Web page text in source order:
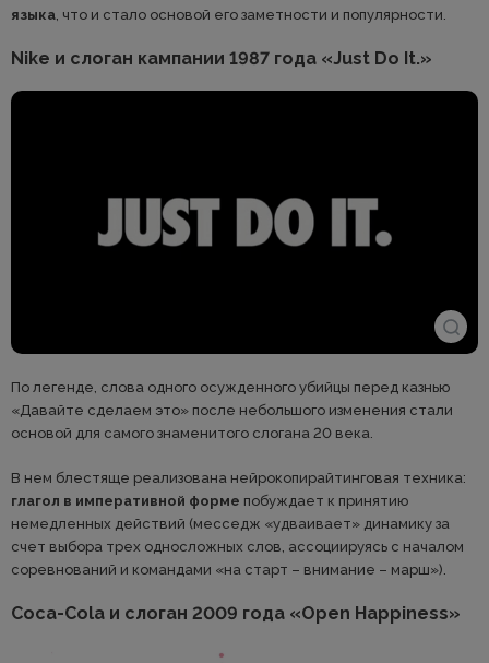
языка, что и стало основой его заметности и популярности.
Nike и слоган кампании 1987 года «Just Do It.»
По легенде, слова одного осужденного убийцы перед казнью
«Давайте сделаем это» после небольшого изменения стали
основой для самого знаменитого слогана 20 века.
В нем блестяще реализована нейрокопирайтинговая техника:
глагол в императивной форме побуждает к принятию
немедленных действий (месседж «удваивает» динамику за
счет выбора трех односложных слов, ассоциируясь с началом
соревнований и командами «на старт – внимание – марш»).
Coca-Cola и слоган 2009 года «Open Happiness»